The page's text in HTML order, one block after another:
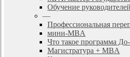
Обучение
—
Профессиональная
мини-MBA
Что такое программа
Магистратура + MBA